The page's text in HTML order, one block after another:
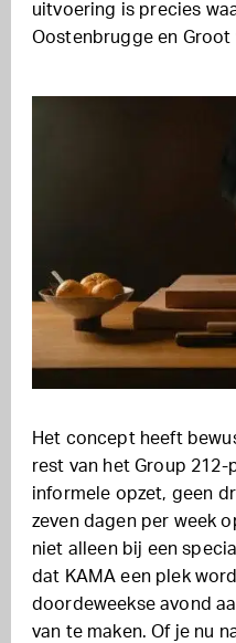
uitvoering is precies
Oostenbrugge en
Het concept heeft
rest van het Group 212-
informele opzet, geen
zeven dagen per week
niet alleen bij een
dat KAMA een plek
doordeweekse avond
van te maken. Of je nu